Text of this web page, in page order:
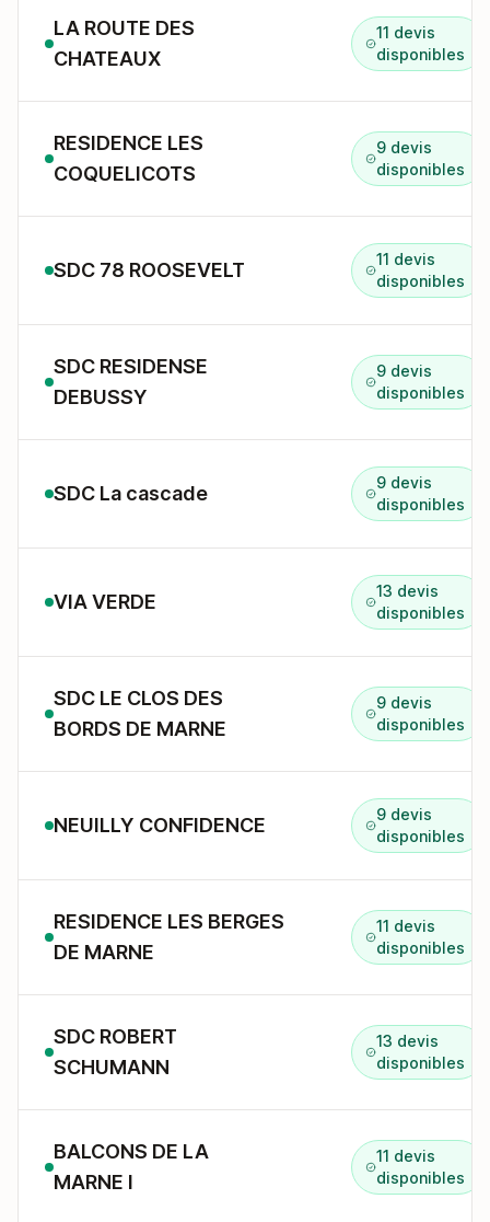
LA ROUTE DES
CHATEAUX
11 devis
disponibles
RESIDENCE LES
COQUELICOTS
9 devis
disponibles
SDC 78 ROOSEVELT
11 devis
disponibles
SDC RESIDENSE
DEBUSSY
9 devis
disponibles
SDC La cascade
9 devis
disponibles
VIA VERDE
13 devis
disponibles
SDC LE CLOS DES
BORDS DE MARNE
9 devis
disponibles
NEUILLY CONFIDENCE
9 devis
disponibles
RESIDENCE LES BERGES
DE MARNE
11 devis
disponibles
SDC ROBERT
SCHUMANN
13 devis
disponibles
BALCONS DE LA
MARNE I
11 devis
disponibles